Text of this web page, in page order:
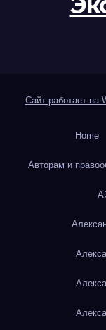
Сайт работает на
Home
Авторам и